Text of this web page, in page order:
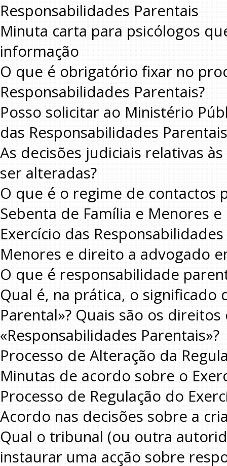
Responsabilidades Parentais
Minuta carta para psicólogos
informação
O que é obrigatório fixar no
Responsabilidades Parentais?
Posso solicitar ao Ministério
das Responsabilidades
As decisões judiciais relativas
ser alteradas?
O que é o regime de contactos
Sebenta de Família e Menores
Exercício das
Menores e direito a advogado
O que é responsabilidade
Qual é, na prática, o significado
Parental»? Quais são os
«Responsabilidades Parentais»?
Processo de Alteração da
Minutas de acordo sobre o
Processo de Regulação do
Acordo nas decisões sobre a
Qual o tribunal (ou outra
instaurar uma acção sobre